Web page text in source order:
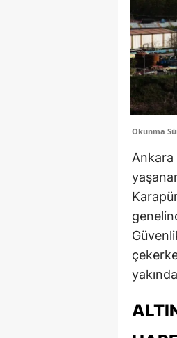
Okunma
Ankara